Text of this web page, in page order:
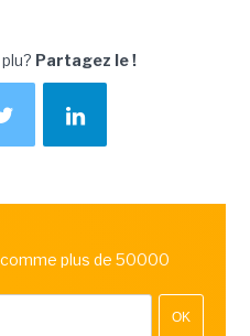
Partagez le !
plus de 50000
OK